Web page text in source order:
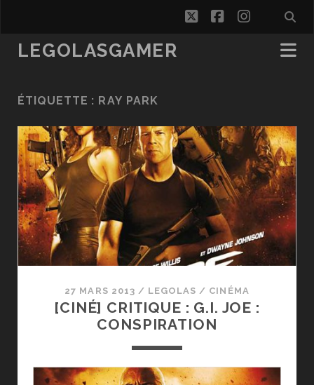
twitterfacebook
LEGOLASGAMER
ÉTIQUETTE : RAY PARK
27 MARS 2013 / LEGOLAS / CINÉMA
[CINÉ] CRITIQUE : G.I. JOE :
CONSPIRATION